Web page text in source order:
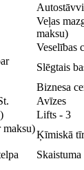
Veļas
maksu)
Veselības
Slēgtais
Biznesa
Avīzes
Lifts - 3
maksu)
Ķīmiskā